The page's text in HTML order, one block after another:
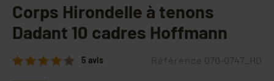
Corps Hirondelle à tenons
Dadant 10 cadres Hoffmann
5 avis Référence 070-0747_HO